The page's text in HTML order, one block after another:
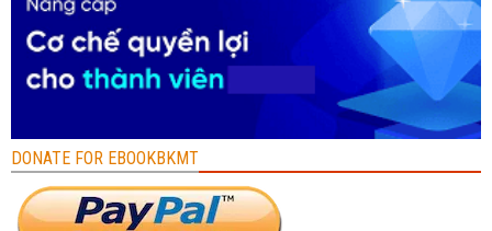
DONATE FOR EBOOKBKMT